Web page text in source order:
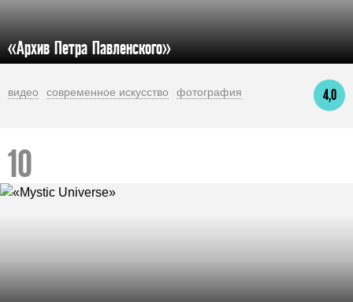
«Архив Петра Павленского»
4,0
видео современное искусство фотография